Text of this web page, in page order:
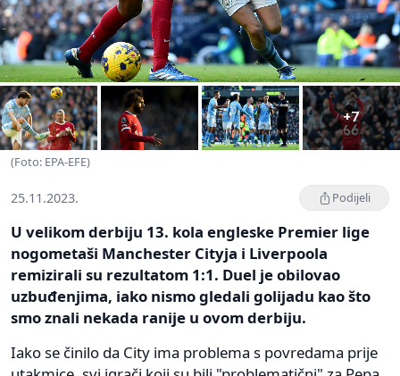
+7
(Foto: EPA-EFE)
25.11.2023. Podijeli
U velikom derbiju 13. kola engleske Premier lige
nogometaši Manchester Cityja i Liverpoola
remizirali su rezultatom 1:1. Duel je obilovao
uzbuđenjima, iako nismo gledali golijadu kao što
smo znali nekada ranije u ovom derbiju.
Iako se činilo da City ima problema s povredama prije